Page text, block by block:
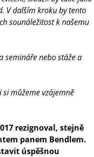
V dalším kroku by tento
sounáležitost k našemu
semináře nebo stáže a
můžeme vzájemně
rezignoval, stejně
panem Bendlem.
úspěšnou